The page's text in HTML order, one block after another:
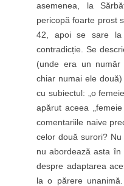
asemenea, la
pericopă foarte prost
42, apoi se sare
contradicție. Se
(unde era un număr
chiar numai ele
cu subiectul: „o
apărut aceea
comentariile naive
celor două surori?
nu abordează asta în
despre adaptarea
la o părere